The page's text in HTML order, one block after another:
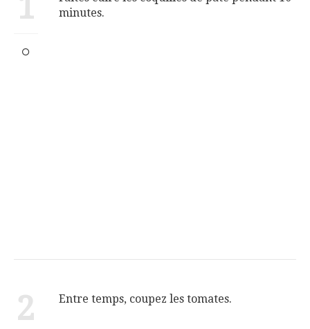
minutes.
2 Entre temps, coupez les tomates.